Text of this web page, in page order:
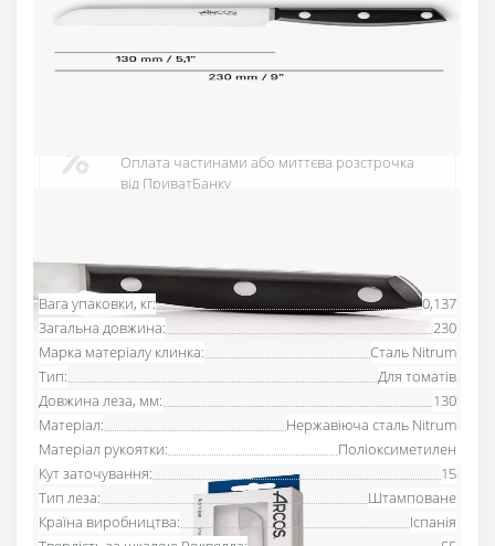
Основні характеристики Всі характеристики
Вага упаковки, кг:
0,137
Загальна довжина:
230
Марка матеріалу клинка:
Сталь Nitrum
Тип:
Для томатів
Довжина леза, мм:
130
Матеріал:
Нержавіюча сталь Nitrum
Матеріал рукоятки:
Поліоксиметилен
Кут заточування:
15
Тип леза:
Штамповане
Країна виробництва:
Іспанія
10 років гарантія на ножі
Оплата частинами або миттєва розстрочка
від ПриватБанку